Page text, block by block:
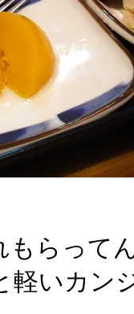
らって
軽いカン